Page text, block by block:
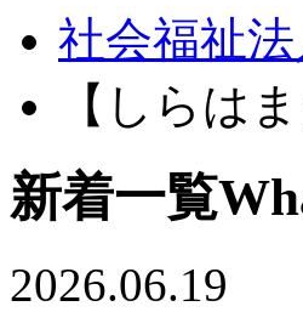
社会福祉
【しらは
新着一覧
2026.06.19